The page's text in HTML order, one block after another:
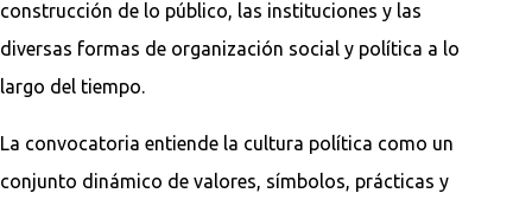
construcción de lo público, las instituciones y las
diversas formas de organización social y política a lo
largo del tiempo.
La convocatoria entiende la cultura política como un
conjunto dinámico de valores, símbolos, prácticas y